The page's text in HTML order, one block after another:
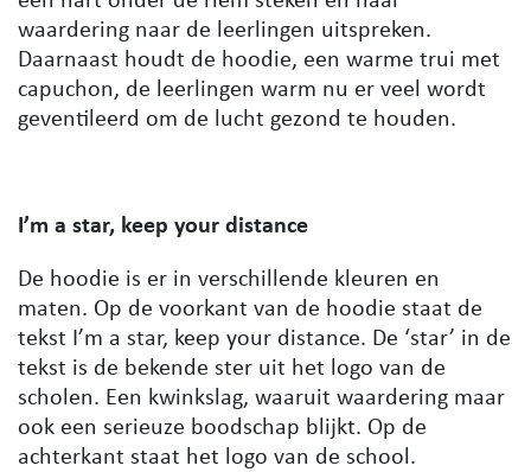
waardering naar de leerlingen uitspreken.
Daarnaast houdt de hoodie, een warme trui met
capuchon, de leerlingen warm nu er veel wordt
geventileerd om de lucht gezond te houden.
I’m a star, keep your distance
De hoodie is er in verschillende kleuren en
maten. Op de voorkant van de hoodie staat de
tekst I’m a star, keep your distance. De ‘star’ in de
tekst is de bekende ster uit het logo van de
scholen. Een kwinkslag, waaruit waardering maar
ook een serieuze boodschap blijkt. Op de
achterkant staat het logo van de school.